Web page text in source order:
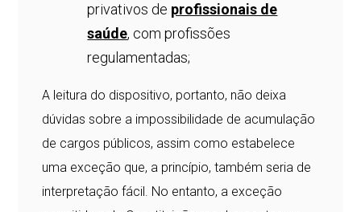
privativos de profissionais de
saúde, com profissões
regulamentadas;
A leitura do dispositivo, portanto, não deixa
dúvidas sobre a impossibilidade de acumulação
de cargos públicos, assim como estabelece
uma exceção que, a princípio, também seria de
interpretação fácil. No entanto, a exceção